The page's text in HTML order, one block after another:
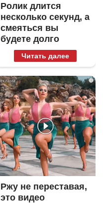
Ролик длится
несколько секунд, а
смеяться вы
будете долго
Читать далее
i
Ржу не переставая,
это видео